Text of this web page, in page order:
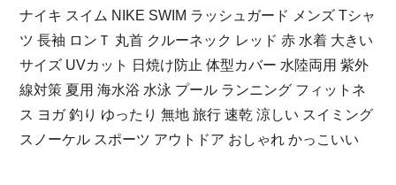
ナイキ スイム NIKE SWIM ラッシュガード メンズ Tシャ
ツ 長袖 ロンＴ 丸首 クルーネック レッド 赤 水着 大きい
サイズ UVカット 日焼け防止 体型カバー 水陸両用 紫外
線対策 夏用 海水浴 水泳 プール ランニング フィットネ
ス ヨガ 釣り ゆったり 無地 旅行 速乾 涼しい スイミング
スノーケル スポーツ アウトドア おしゃれ かっこいい